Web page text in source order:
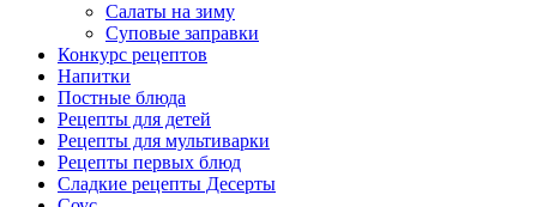
Салаты на зиму
Суповые заправки
Конкурс рецептов
Напитки
Постные блюда
Рецепты для детей
Рецепты для мультиварки
Рецепты первых блюд
Сладкие рецепты Десерты